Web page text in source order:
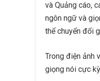
và Quảng cáo,
ngôn ngữ và
thể chuyển đổi
Trong điện ảnh
giọng nói cực